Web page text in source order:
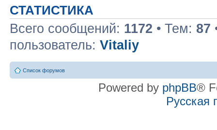
СТАТИСТИКА
Всего сообщений: 1172 • Тем: 87
пользователь: Vitaliy
Список форумов
Powered by phpBB®
Русская